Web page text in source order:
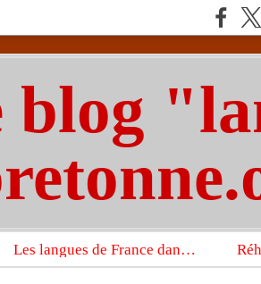
blog
Les langues de France dans un imposant ouvrage sur la langue française que publient les Presses universitaires d’Oxford